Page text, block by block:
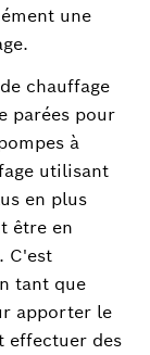
une
chauffage
parées pour
à
utilisant
en plus
être en
C'est
tant que
apporter le
effectuer des